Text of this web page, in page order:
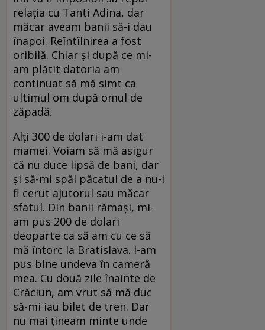
relația cu Tanti Adina, dar
măcar aveam banii să-i dau
înapoi. Reîntîlnirea a fost
oribilă. Chiar și după ce mi-
am plătit datoria am
continuat să mă simt ca
ultimul om după omul de
zăpadă.
Alți 300 de dolari i-am dat
mamei. Voiam să mă asigur
că nu duce lipsă de bani, dar
și să-mi spăl păcatul de a nu-i
fi cerut ajutorul sau măcar
sfatul. Din banii rămași, mi-
am pus 200 de dolari
deoparte ca să am cu ce să
mă întorc la Bratislava. I-am
pus bine undeva în cameră
mea. Cu două zile înainte de
Crăciun, am vrut să mă duc
să-mi iau bilet de tren. Dar
nu mai țineam minte unde